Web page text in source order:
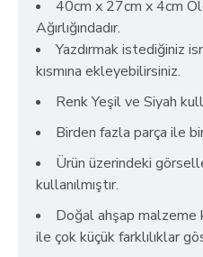
40cm x 27cm x 4cm
Ağırlığındadır.
Yazdırmak istediğiniz
kısmına ekleyebilirsiniz.
Renk Yeşil ve Siyah
Birden fazla parça ile
Ürün üzerindeki
kullanılmıştır.
Doğal ahşap malzeme
ile çok küçük farklılıklar